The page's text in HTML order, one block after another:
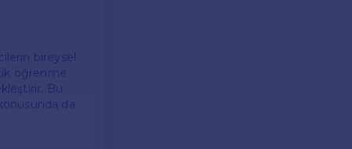
bireysel
öğrenme
Bu
da